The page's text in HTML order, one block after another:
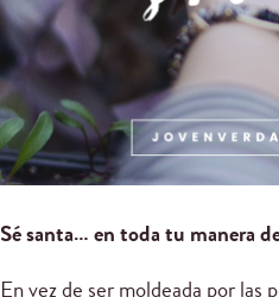
Sé santa… en toda tu manera
En vez de ser moldeada por